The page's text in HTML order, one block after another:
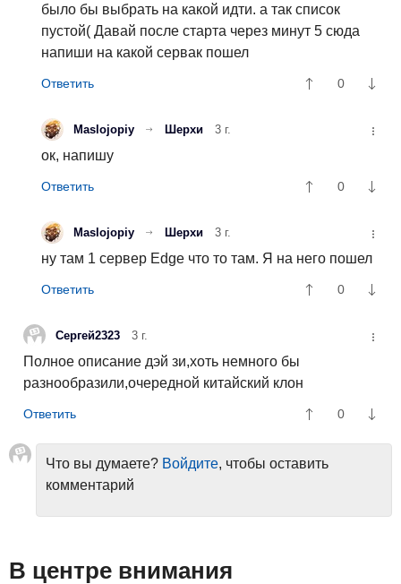
было бы выбрать на какой идти. а так список
пустой( Давай после старта через минут 5 сюда
напиши на какой сервак пошел
0
Maslojopiy Шерхи 3 г.
ок, напишу
0
Maslojopiy Шерхи 3 г.
ну там 1 сервер Edge что то там. Я на него пошел
0
Сергей2323 3 г.
Полное описание дэй зи,хоть немного бы
разнообразили,очередной китайский клон
0
Что вы думаете? Войдите, чтобы оставить
комментарий
В центре внимания